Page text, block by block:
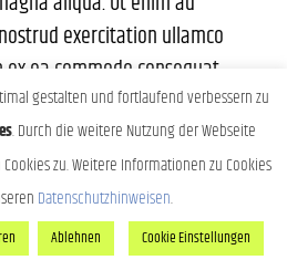
exercitation ullamco
ea commodo consequat.
reprehenderit in voluptate
eu fugiat nulla pariatur.
cupidatat non proident,
deserunt mollit anim id
gestalten und fortlaufend verbessern zu
. Durch die weitere Nutzung der Webseite
zu. Weitere Informationen zu Cookies
Datenschutzhinweisen.
Ablehnen Cookie Einstellungen